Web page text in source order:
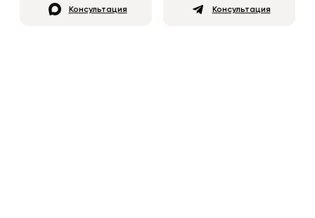
Консультация Консультация